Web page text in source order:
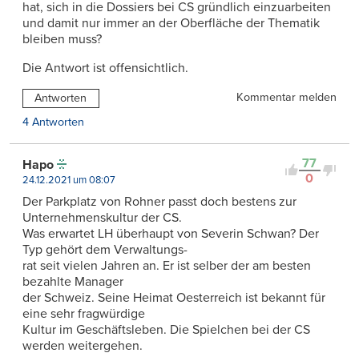
hat, sich in die Dossiers bei CS gründlich einzuarbeiten
und damit nur immer an der Oberfläche der Thematik
bleiben muss?
Die Antwort ist offensichtlich.
Antworten
Kommentar melden
4 Antworten
77
0
Hapo
24.12.2021 um 08:07
Der Parkplatz von Rohner passt doch bestens zur
Unternehmenskultur der CS.
Was erwartet LH überhaupt von Severin Schwan? Der
Typ gehört dem Verwaltungs-
rat seit vielen Jahren an. Er ist selber der am besten
bezahlte Manager
der Schweiz. Seine Heimat Oesterreich ist bekannt für
eine sehr fragwürdige
Kultur im Geschäftsleben. Die Spielchen bei der CS
werden weitergehen.